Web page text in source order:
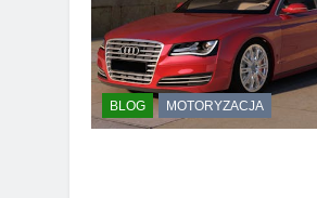
BLOG MOTORYZACJA